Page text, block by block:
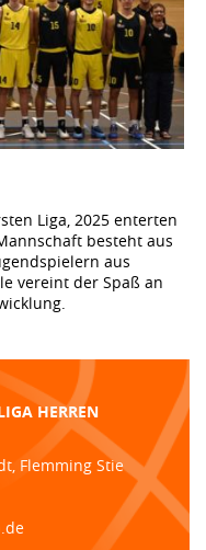
Liga, 2025 enterten
besteht aus
aus
vereint der Spaß an
HERREN
Flemming Stie